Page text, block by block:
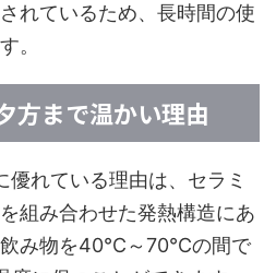
れているため、長時間の使
。
方まで温かい理由
れている理由は、セラミ
組み合わせた発熱構造にあ
飲み物を40℃～70℃の間で